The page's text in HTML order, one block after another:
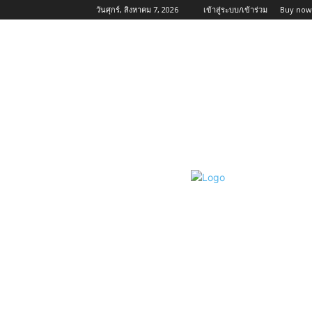
วันศุกร์, สิงหาคม 7, 2026 เข้าสู่ระบบ/เข้าร่วม Buy